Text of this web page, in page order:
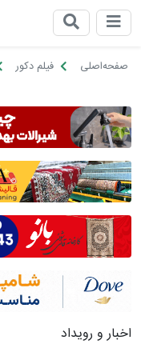
صفحه‌اصلی فیلم دکور
اخبار و رویداد